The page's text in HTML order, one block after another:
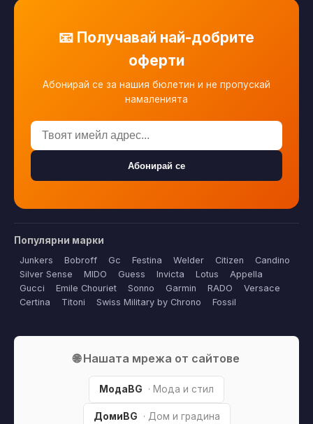
📧 Получавай най-добрите
оферти
Абонирай се за нашия бюлетин и не пропускай
намаленията
Абонирай се
Популярни марки
Junkers Bobroff Gc Festina Welder Citizen
Candino
Silver Sense
MIDO Guess Invicta Lotus
Appella
Gucci
Emile Chouriet Sonno Garmin RADO
Versace
Certina
Titoni Swiss Military by Chrono Fossil
🌐 Нашата мрежа от сайтове
МодаBG · Мода и стил
ДомиBG · Дом и градина